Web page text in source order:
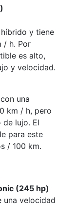
y tiene
/ h. Por
es alto,
y velocidad.
una
km / h, pero
de lujo. El
para este
/ 100 km.
(245 hp)
una velocidad